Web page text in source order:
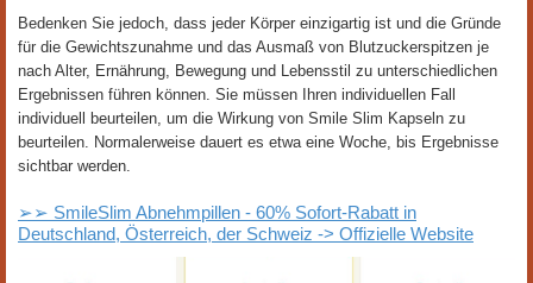
Bedenken Sie jedoch, dass jeder Körper einzigartig ist und die Gründe
für die Gewichtszunahme und das Ausmaß von Blutzuckerspitzen je
nach Alter, Ernährung, Bewegung und Lebensstil zu unterschiedlichen
Ergebnissen führen können. Sie müssen Ihren individuellen Fall
individuell beurteilen, um die Wirkung von Smile Slim Kapseln zu
beurteilen. Normalerweise dauert es etwa eine Woche, bis Ergebnisse
sichtbar werden.
➢➢ SmileSlim Abnehmpillen - 60% Sofort-Rabatt in
Deutschland, Österreich, der Schweiz -> Offizielle Website